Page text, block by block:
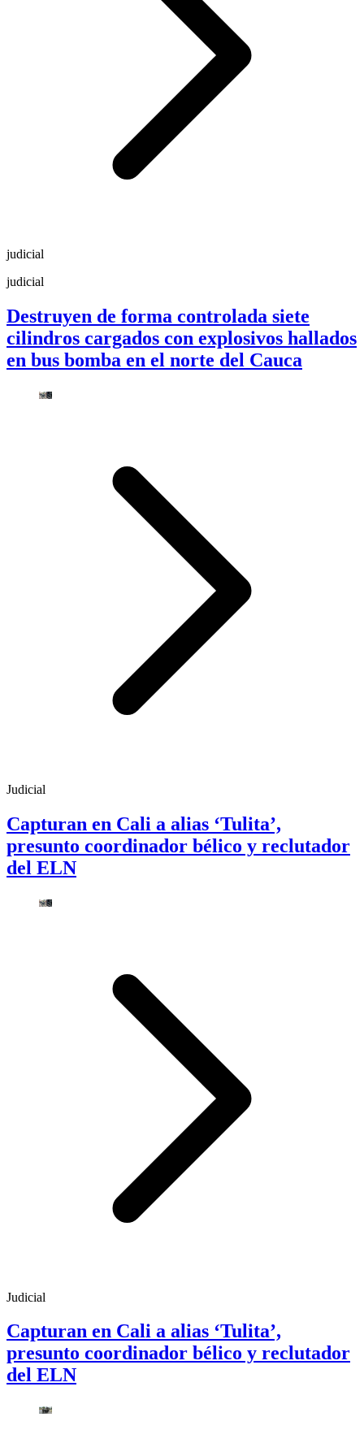
judicial
judicial
Destruyen de forma controlada siete
cilindros cargados con explosivos hallados
en bus bomba en el norte del Cauca
Judicial
Capturan en Cali a alias ‘Tulita’,
presunto coordinador bélico y reclutador
del ELN
Judicial
Capturan en Cali a alias ‘Tulita’,
presunto coordinador bélico y reclutador
del ELN